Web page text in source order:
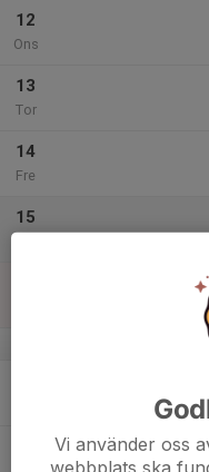
12
Ons
13
Tor
14
Fre
15
Vi använder oss
webbplats ska